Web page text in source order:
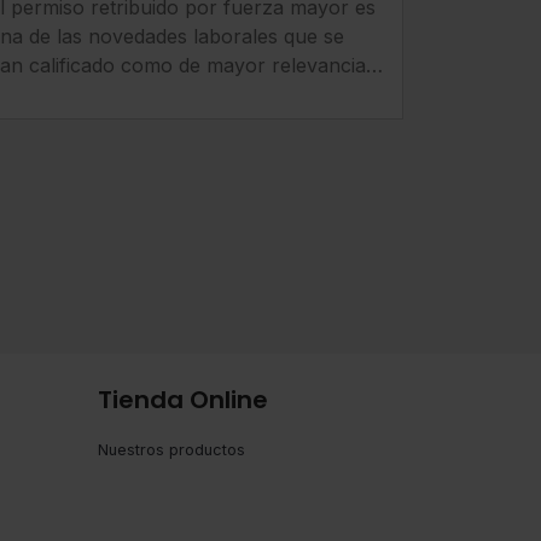
del
retribuido por
mayor
permiso retribuido por fuerza mayor es
de las novedades laborales que se
calificado como de mayor relevancia
Tienda Online
Nuestros productos